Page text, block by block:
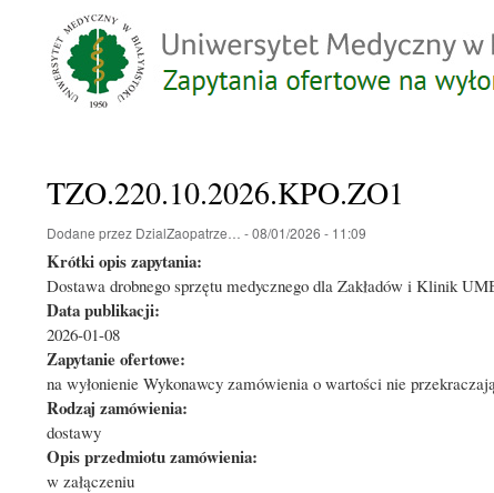
TZO.220.10.2026.KPO.ZO1
Dodane przez DzialZaopatrze… -08/01/2026 - 11:09
Krótki opis zapytania:
Dostawa drobnego sprzętu medycznego dla Zakładów i Klinik
Data publikacji:
2026-01-08
Zapytanie ofertowe:
na wyłonienie Wykonawcy zamówienia o wartości nie
Rodzaj zamówienia:
dostawy
Opis przedmiotu zamówienia:
w załączeniu